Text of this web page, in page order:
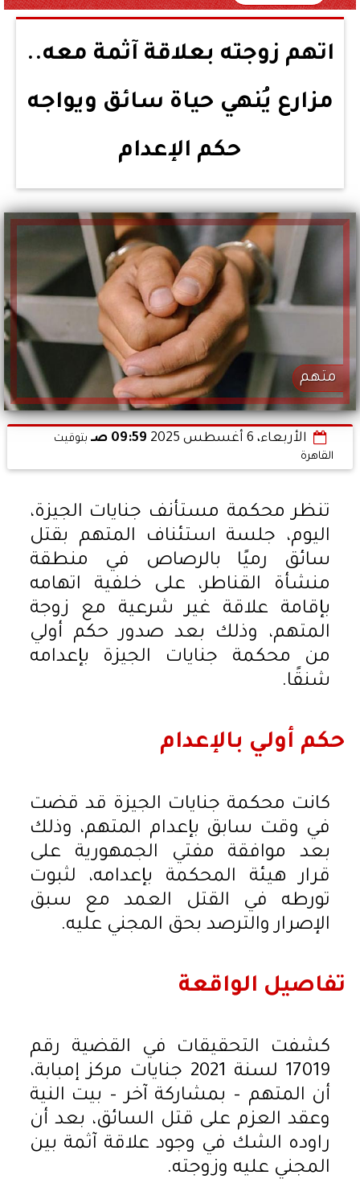
اتهم زوجته بعلاقة آثمة معه..
مزارع يُنهي حياة سائق ويواجه
حكم الإعدام
متهم
الأربعاء، 6 أغسطس 2025 09:59 صـ
بتوقيت
القاهرة
تنظر محكمة مستأنف جنايات الجيزة،
اليوم، جلسة استئناف المتهم بقتل
سائق رميًا بالرصاص في منطقة
منشأة القناطر، على خلفية اتهامه
بإقامة علاقة غير شرعية مع زوجة
المتهم، وذلك بعد صدور حكم أولي
من محكمة جنايات الجيزة بإعدامه
شنقًا.
حكم أولي بالإعدام
كانت محكمة جنايات الجيزة قد قضت
في وقت سابق بإعدام المتهم، وذلك
بعد موافقة مفتي الجمهورية على
قرار هيئة المحكمة بإعدامه، لثبوت
تورطه في القتل العمد مع سبق
الإصرار والترصد بحق المجني عليه.
تفاصيل الواقعة
كشفت التحقيقات في القضية رقم
17019 لسنة 2021 جنايات مركز إمبابة،
أن المتهم – بمشاركة آخر – بيت النية
وعقد العزم على قتل السائق، بعد أن
راوده الشك في وجود علاقة آثمة بين
المجني عليه وزوجته.